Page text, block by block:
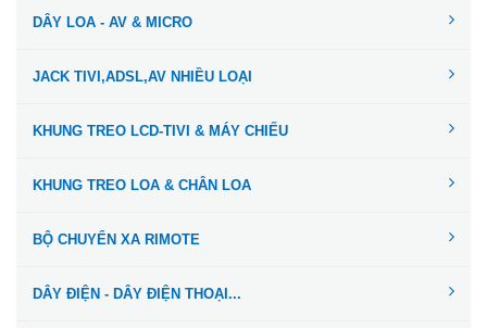
DÂY LOA - AV & MICRO
JACK TIVI,ADSL,AV NHIỀU LOẠI
KHUNG TREO LCD-TIVI & MÁY CHIẾU
KHUNG TREO LOA & CHÂN LOA
BỘ CHUYỂN XA RIMOTE
DÂY ĐIỆN - DÂY ĐIỆN THOẠI...